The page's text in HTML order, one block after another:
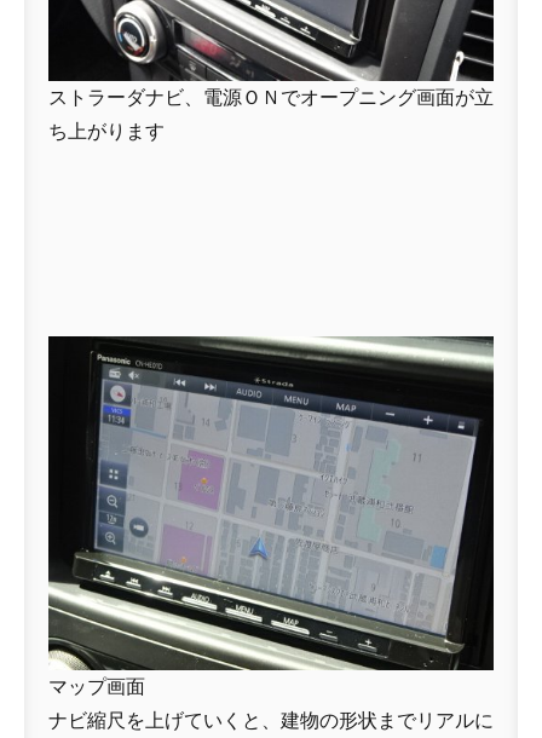
ストラーダナビ、電源ＯＮでオープニング画面が立
ち上がります
マップ画面
ナビ縮尺を上げていくと、建物の形状までリアルに